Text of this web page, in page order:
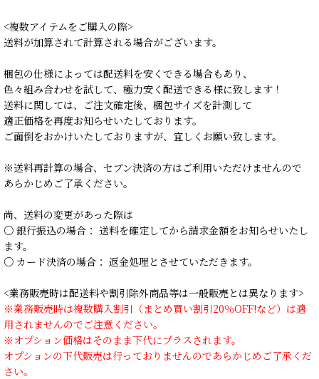
<複数アイテムをご購入の際>
送料が加算されて計算される場合がございます。
梱包の仕様によっては配送料を安くできる場合もあり、
色々組み合わせを試して、極力安く配送できる様に致します！
送料に関しては、ご注文確定後、梱包サイズを計測して
適正価格を再度お知らせいたしております。
ご面倒をおかけいたしておりますが、宜しくお願い致します。
※送料再計算の場合、セブン決済の方はご利用いただけませんので
あらかじめご了承ください。
尚、送料の変更があった際は
○ 銀行振込の場合： 送料を確定してから請求金額をお知らせいたし
ます。
○ カード決済の場合： 返金処理とさせていただきます。
<業務販売時は配送料や割引除外商品等は一般販売とは異なります>
※業務販売時は複数購入割引（まとめ買い割引20％OFF!など）は適
用されませんのでご注意ください。
※オプション価格はそのまま下代にプラスされます。
オプションの下代販売は行っておりませんのであらかじめご了承くだ
さい。